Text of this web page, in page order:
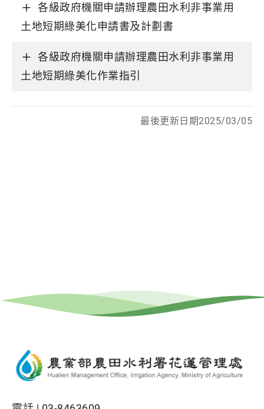
各級政府機關申請辦理農田水利非事業用
土地短期綠美化申請書及計劃書
各級政府機關申請辦理農田水利非事業用
土地短期綠美化作業指引
最後更新日期2025/03/05